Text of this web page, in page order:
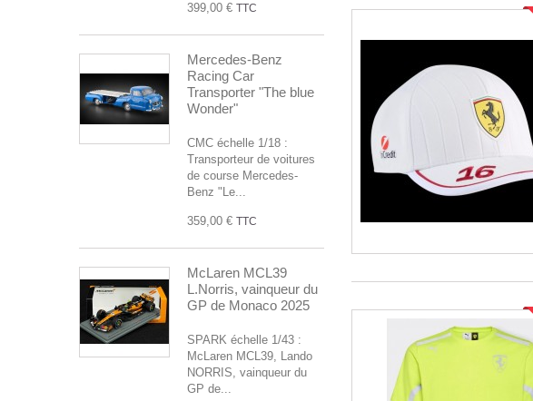
399,00 € TTC
Mercedes-Benz
Racing Car
Transporter "The blue
Wonder"
CMC échelle 1/18 :
Transporteur de voitures
de course Mercedes-
Benz "Le...
359,00 € TTC
McLaren MCL39
L.Norris, vainqueur du
GP de Monaco 2025
SPARK échelle 1/43 :
McLaren MCL39, Lando
NORRIS, vainqueur du
GP de...